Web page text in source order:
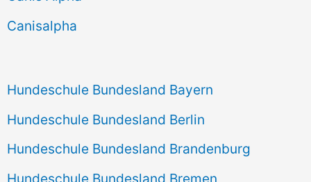
h
Canisalpha
Hundeschule Bundesland Bayern
Hundeschule Bundesland Berlin
Hundeschule Bundesland Brandenburg